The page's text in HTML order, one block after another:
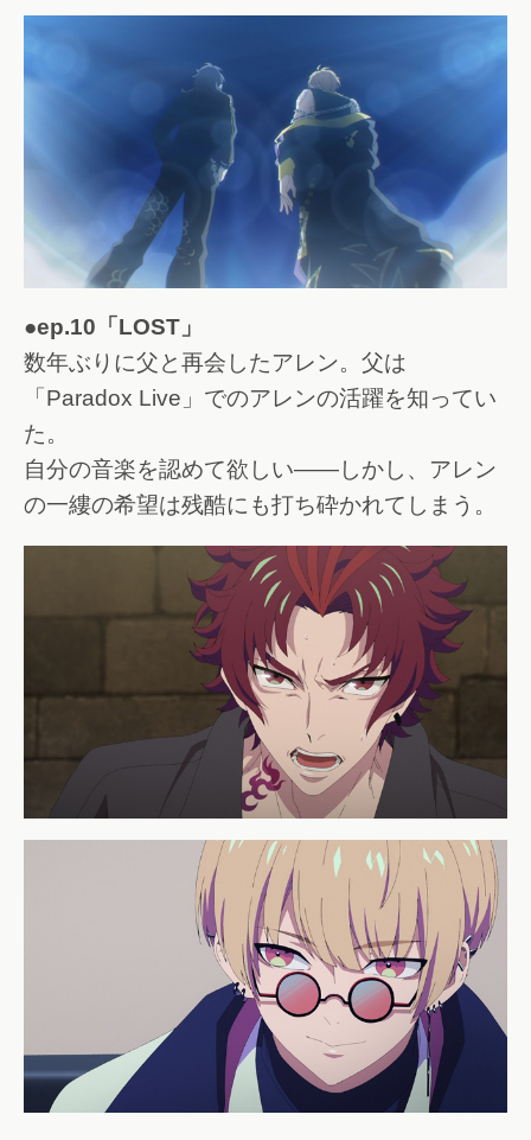
●ep.10「LOST」
数年ぶりに父と再会したアレン。父は
「Paradox Live」でのアレンの活躍を知ってい
た。
自分の音楽を認めて欲しい――しかし、アレン
の一縷の希望は残酷にも打ち砕かれてしまう。